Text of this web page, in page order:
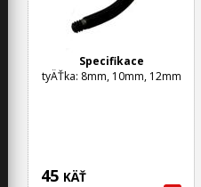
45 KÄŤ
Specifikace
tyÄŤka: 8mm, 10mm, 12mm